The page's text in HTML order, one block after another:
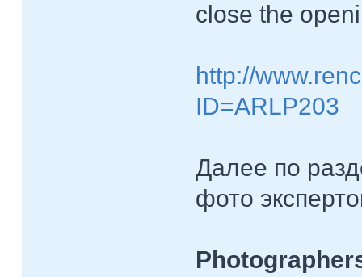
close the
http://
ID=ARLP203
Далее по
фото